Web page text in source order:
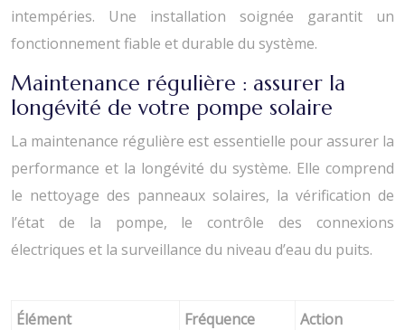
intempéries. Une installation soignée garantit un
fonctionnement fiable et durable du système.
Maintenance régulière : assurer la
longévité de votre pompe solaire
La maintenance régulière est essentielle pour assurer la
performance et la longévité du système. Elle comprend
le nettoyage des panneaux solaires, la vérification de
l’état de la pompe, le contrôle des connexions
électriques et la surveillance du niveau d’eau du puits.
Élément Fréquence
Action